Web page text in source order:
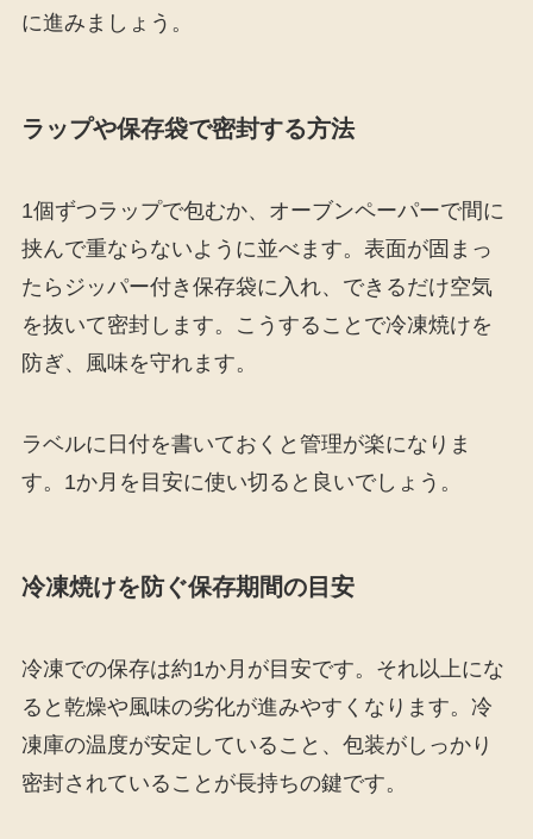
に進みましょう。
ラップや保存袋で密封する方法
1個ずつラップで包むか、オーブンペーパーで間に
挟んで重ならないように並べます。表面が固まっ
たらジッパー付き保存袋に入れ、できるだけ空気
を抜いて密封します。こうすることで冷凍焼けを
防ぎ、風味を守れます。
ラベルに日付を書いておくと管理が楽になりま
す。1か月を目安に使い切ると良いでしょう。
冷凍焼けを防ぐ保存期間の目安
冷凍での保存は約1か月が目安です。それ以上にな
ると乾燥や風味の劣化が進みやすくなります。冷
凍庫の温度が安定していること、包装がしっかり
密封されていることが長持ちの鍵です。